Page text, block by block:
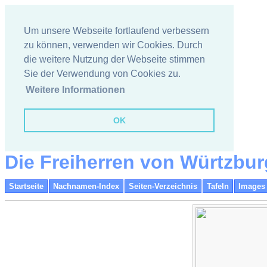
Um unsere Webseite fortlaufend verbessern
zu können, verwenden wir Cookies. Durch
die weitere Nutzung der Webseite stimmen
Sie der Verwendung von Cookies zu.
Weitere Informationen
OK
Die Freiherren von
Startseite Nachnamen-Index Seiten-Verzeichnis Tafeln Images